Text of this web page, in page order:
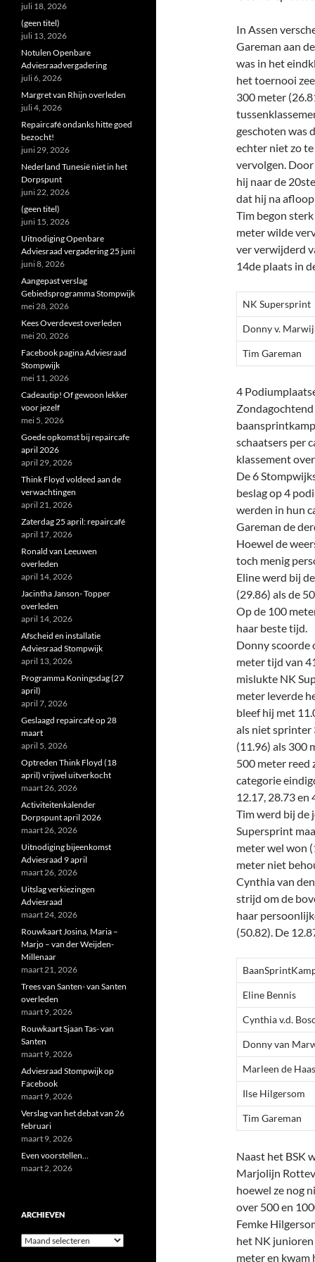
In Assen
Gareman aan
was in het
het toernooi
300 meter
geschoten was
echter niet zo
vervolgen.
hij naar de
dat hij na afloop
Tim begon
meter wilde
ver verwijderd
14de plaats in
NK Supersprint
Donny v.
Tim Gareman
4
schaatsers per
klassement
De 6
beslag op 4
werden in hun
Gareman de
Hoewel de
toch menig
Eline werd bij
(29.86) als de
Op de 100
haar beste tijd.
Donny scoorde
meter tijd van
mislukte NK
meter leverde
bleef hij met
als niet sprinter
(11.96) als 300
500 meter reed
categorie
12.17, 28.73 en
Tim werd bij de
Supersprint
meter wel won
meter niet
Cynthia van
strijd om de
haar
(50.82). De
Eline Bennis
Cynthia v.d.
Donny van
Marleen de Haas
Ilse Hilgersom
Tim Gareman
Naast het BSK
Marjolijn
hoewel ze nog
over 500 en
Femke
het NK
meter en kwam
juli 18, 2026
(geen titel)
juli 13, 2026
Notulen Openbare
Adviesraadvergadering
juli 6, 2026
Margret van Rhijn overleden
juli 4, 2026
Repaircafé ondanks hitte goed
bezocht!
juni 29, 2026
Nederland Tunesië niet in het
Dorpspunt
juni 22, 2026
(geen titel)
juni 15, 2026
Uitnodiging Openbare
Adviesraad vergadering 25 juni
juni 8, 2026
Aangepast verslag
Gebiedsprogramma Stompwijk
mei 28, 2026
Kees Overdevest overleden
mei 20, 2026
Facebook pagina Adviesraad
Stompwijk
mei 11, 2026
Cadeautip! Of gewoon lekker
voor jezelf
mei 5, 2026
Goede opkomst bij repaircafe
april 2026
april 29, 2026
Think Floyd voldeed aan de
verwachtingen
april 21, 2026
Zaterdag 25 april: repaircafé
april 17, 2026
Ronald van Leeuwen
overleden
april 14, 2026
Jacintha Janson- Topper
overleden
april 14, 2026
Afscheid en installatie
Adviesraad Stompwijk
april 13, 2026
Programma Koningsdag (27
april)
april 7, 2026
Geslaagd repaircafé op 28
maart
april 5, 2026
Optreden Think Floyd (18
april) vrijwel uitverkocht
maart 26, 2026
Activiteitenkalender
Dorpspunt april 2026
maart 26, 2026
Uitnodiging bijeenkomst
Adviesraad 9 april
maart 26, 2026
Uitslag verkiezingen
Adviesraad
maart 24, 2026
Rouwkaart Josina, Maria –
Marjo – van der Weijden-
Millenaar
maart 21, 2026
Trees van Santen- van Santen
overleden
maart 9, 2026
Rouwkaart Sjaan Tas- van
Santen
maart 9, 2026
Adviesraad Stompwijk op
Facebook
maart 9, 2026
Verslag van het debat van 26
februari
maart 9, 2026
Even voorstellen…
maart 2, 2026
ARCHIEVEN
Archieven